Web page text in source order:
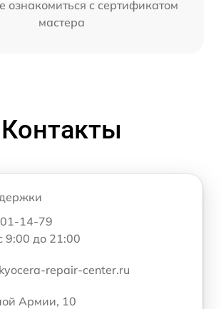
ознакомиться с сертификатом
мастера
Контакты
14-79
9:00 до 21:00
repair-center.ru
Армии, 10